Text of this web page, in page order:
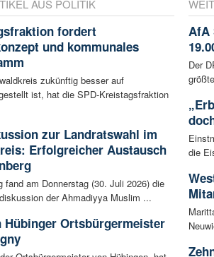
AUS POLITIK
fordert
und kommunales
zukünftig besser auf
ist, hat die SPD-Kreistagsfraktion
zur Landratswahl im
Erfolgreicher Austausch
fand am Donnerstag (30. Juli 2026) die
der Ahmadiyya Muslim ...
Ortsbürgermeister
AfA
Der
die